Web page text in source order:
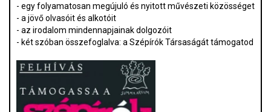
- egy folyamatosan megújuló és nyitott művészeti közösséget
- a jövő olvasóit és alkotóit
- az irodalom mindennapjainak dolgozóit
- két szóban összefoglalva: a Szépírók Társaságát támogatod